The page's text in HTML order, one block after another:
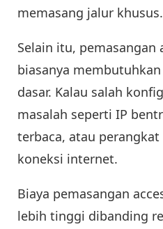
memasang jalur khusus.
Selain itu, pemasangan
biasanya
dasar. Kalau salah
masalah seperti IP
terbaca, atau
koneksi internet.
Biaya pemasangan
lebih tinggi dibanding